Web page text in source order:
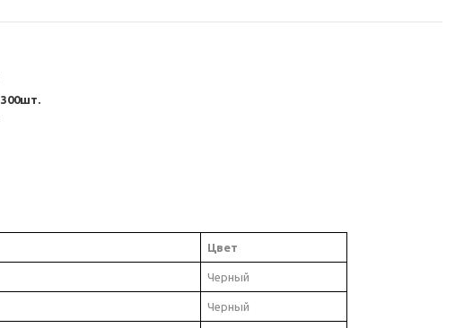
300шт.
Цвет
Черный
Черный